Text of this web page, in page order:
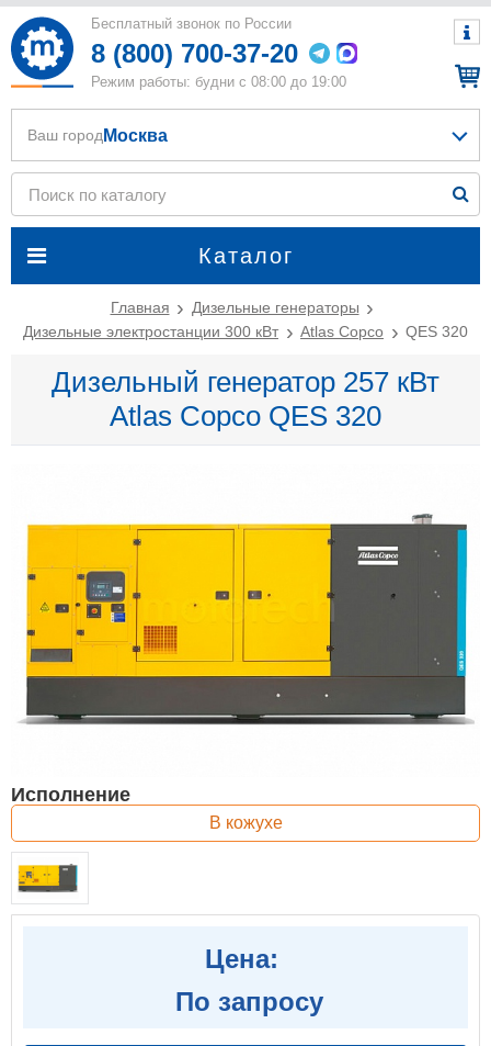
Бесплатный звонок по России
8 (800) 700-37-20
Режим работы: будни с 08:00 до 19:00
Каталог
Ваш город Москва
Главная
Дизельные генераторы
Дизельные электростанции 300 кВт
Atlas Copco QES 320
Дизельный генератор 257 кВт
Atlas Copco QES 320
Исполнение
В кожухе
Цена:
По запросу